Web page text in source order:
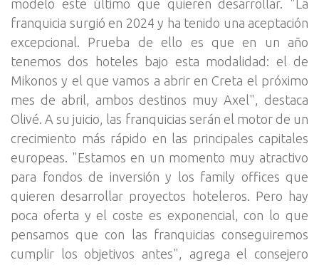
modelo este último que quieren desarrollar. "La
franquicia surgió en 2024 y ha tenido una aceptación
excepcional. Prueba de ello es que en un año
tenemos dos hoteles bajo esta modalidad: el de
Mikonos y el que vamos a abrir en Creta el próximo
mes de abril, ambos destinos muy Axel", destaca
Olivé. A su juicio, las franquicias serán el motor de un
crecimiento más rápido en las principales capitales
europeas. "Estamos en un momento muy atractivo
para fondos de inversión y los family offices que
quieren desarrollar proyectos hoteleros. Pero hay
poca oferta y el coste es exponencial, con lo que
pensamos que con las franquicias conseguiremos
cumplir los objetivos antes", agrega el consejero